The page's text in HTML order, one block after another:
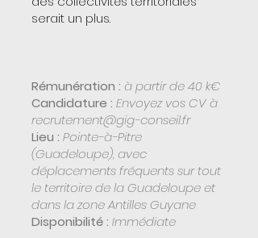
serait un plus.
Rémunération : à partir de 40 k€
Candidature : Envoyez vos CV à
recrutement@gig-conseil.fr
Lieu : Pointe-à-Pitre
(Guadeloupe), avec
déplacements fréquents sur tout
le territoire de la Guadeloupe et
dans la zone Antilles Guyane
Disponibilité : Immédiate